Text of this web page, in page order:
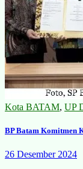
Kota BATAM, UP
BP Batam Komitmen
26 Desember 2024